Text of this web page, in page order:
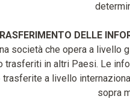
DELLE
società che opera a livello
trasferiti in altri Paesi. Le
a livello
sopra